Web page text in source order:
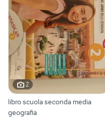
2
libro scuola seconda media
geografia